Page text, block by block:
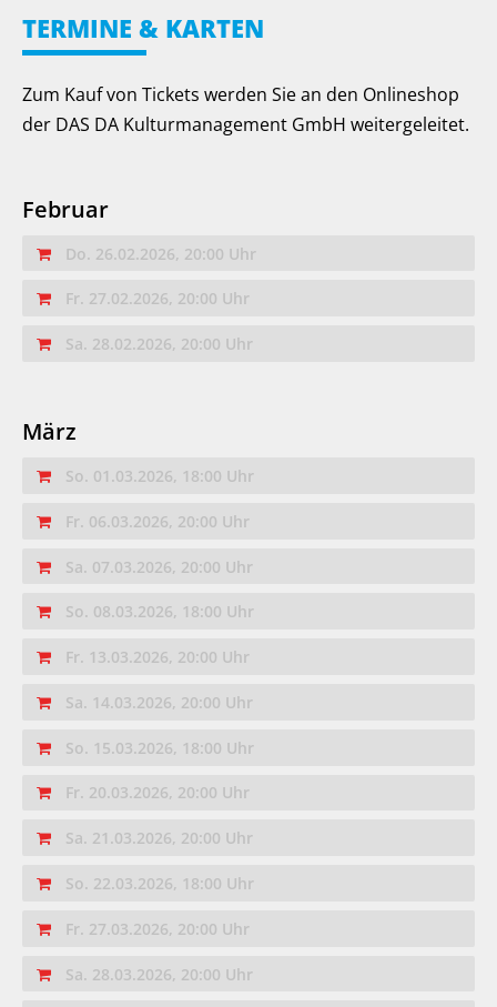
TERMINE & KARTEN
Zum Kauf von Tickets werden Sie an den Onlineshop
der DAS DA Kulturmanagement GmbH weitergeleitet.
Februar
Do. 26.02.2026, 20:00 Uhr
Fr. 27.02.2026, 20:00 Uhr
Sa. 28.02.2026, 20:00 Uhr
März
So. 01.03.2026, 18:00 Uhr
Fr. 06.03.2026, 20:00 Uhr
Sa. 07.03.2026, 20:00 Uhr
So. 08.03.2026, 18:00 Uhr
Fr. 13.03.2026, 20:00 Uhr
Sa. 14.03.2026, 20:00 Uhr
So. 15.03.2026, 18:00 Uhr
Fr. 20.03.2026, 20:00 Uhr
Sa. 21.03.2026, 20:00 Uhr
So. 22.03.2026, 18:00 Uhr
Fr. 27.03.2026, 20:00 Uhr
Sa. 28.03.2026, 20:00 Uhr